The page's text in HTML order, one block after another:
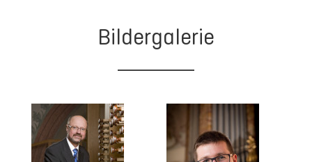
Bildergalerie